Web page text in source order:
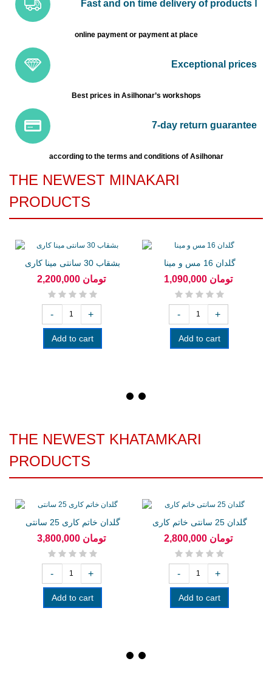
online payment or payment at place
Exceptional prices
Best prices in Asilhonar’s workshops
7-day return guarantee
according to the terms and conditions of Asilhonar
THE NEWEST MINAKARI
PRODUCTS
بشقاب 30 سانتی مینا کاری
2,200,000 تومان
- +
Add to cart
گلدان 16 مس و مینا
1,090,000 تومان
- +
Add to cart
THE NEWEST KHATAMKARI
PRODUCTS
گلدان خاتم کاری 25 سانتی
3,800,000 تومان
- +
Add to cart
گلدان 25 سانتی خاتم کاری
2,800,000 تومان
- +
Add to cart